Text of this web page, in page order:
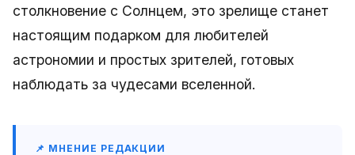
столкновение с Солнцем, это зрелище станет
настоящим подарком для любителей
астрономии и простых зрителей, готовых
наблюдать за чудесами вселенной.
📌 МНЕНИЕ РЕДАКЦИИ